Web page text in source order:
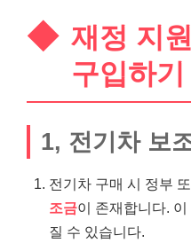
재정 지
구입하기
1, 전기차 보
전기차 구매 시 정부
조금이 존재합니다.
질 수 있습니다.